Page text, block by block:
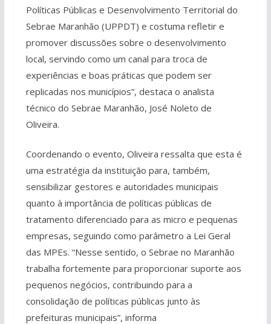
Políticas Públicas e Desenvolvimento Territorial do
Sebrae Maranhão (UPPDT) e costuma refletir e
promover discussões sobre o desenvolvimento
local, servindo como um canal para troca de
experiências e boas práticas que podem ser
replicadas nos municípios”, destaca o analista
técnico do Sebrae Maranhão, José Noleto de
Oliveira.
Coordenando o evento, Oliveira ressalta que esta é
uma estratégia da instituição para, também,
sensibilizar gestores e autoridades municipais
quanto à importância de políticas públicas de
tratamento diferenciado para as micro e pequenas
empresas, seguindo como parâmetro a Lei Geral
das MPEs. “Nesse sentido, o Sebrae no Maranhão
trabalha fortemente para proporcionar suporte aos
pequenos negócios, contribuindo para a
consolidação de políticas públicas junto às
prefeituras municipais”, informa